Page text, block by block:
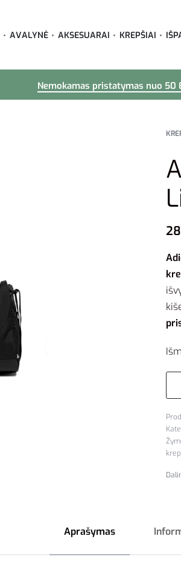
AVALYNĖ AKSESUARAI KREPŠIAI
Nemokamas pristatymas nuo 50
Aprašymas